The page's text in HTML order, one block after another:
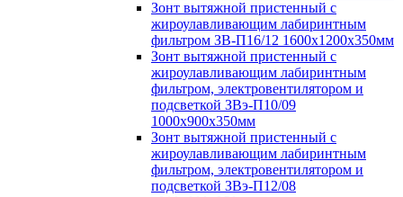
Зонт вытяжной пристенный с
жироулавливающим лабиринтным
фильтром ЗВ-П16/12 1600х1200х350мм
Зонт вытяжной пристенный с
жироулавливающим лабиринтным
фильтром, электровентилятором и
подсветкой ЗВэ-П10/09
1000х900х350мм
Зонт вытяжной пристенный с
жироулавливающим лабиринтным
фильтром, электровентилятором и
подсветкой ЗВэ-П12/08